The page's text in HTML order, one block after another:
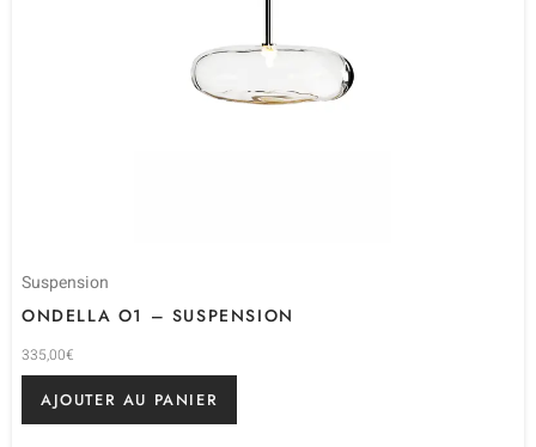
Suspension
ONDELLA O1 – SUSPENSION
335,00€
AJOUTER AU PANIER